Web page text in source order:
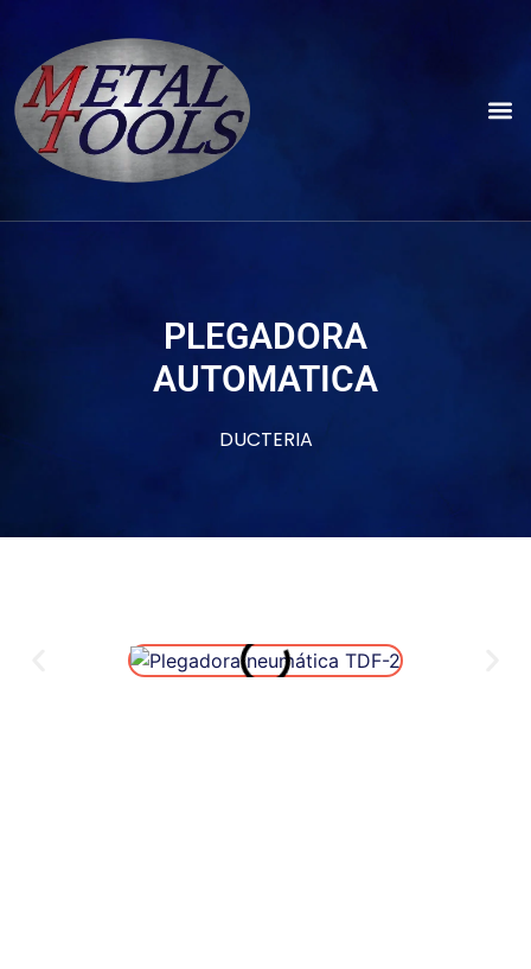
PLEGADORA
AUTOMATICA
DUCTERIA